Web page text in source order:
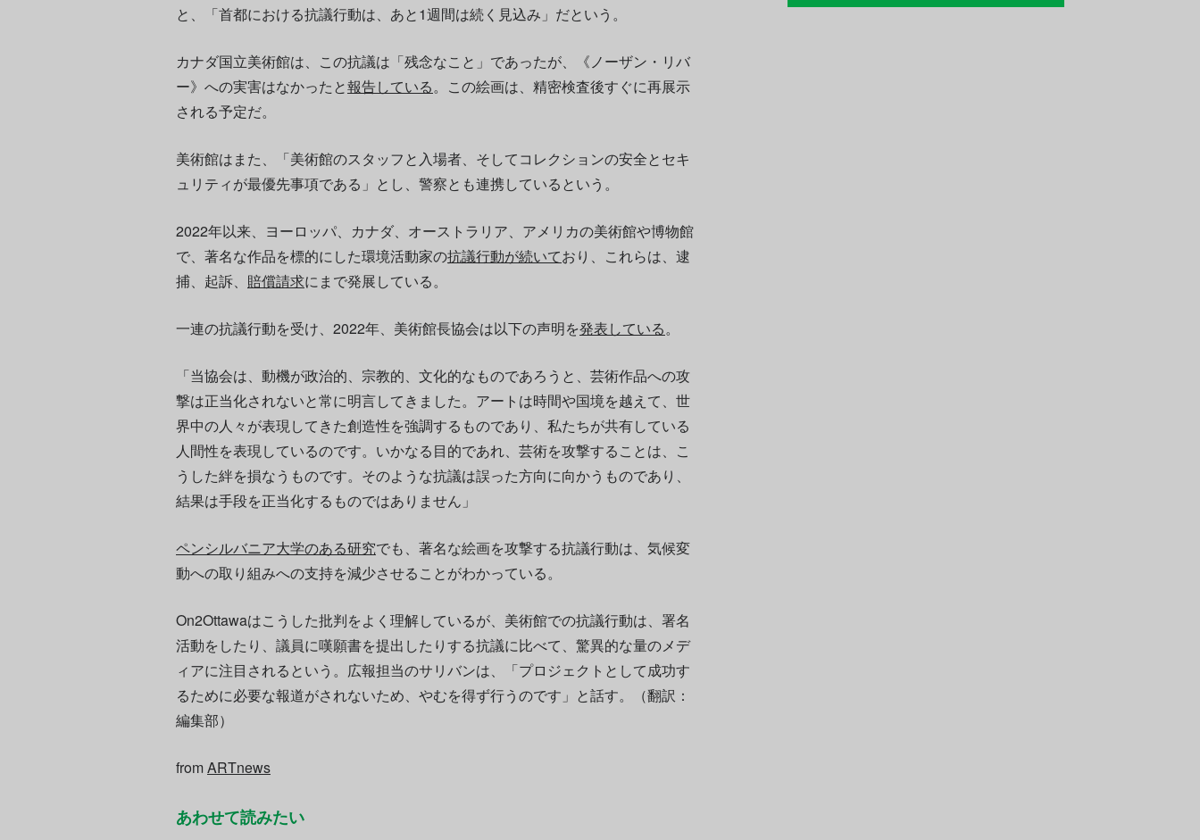
と、「首都における抗議行動は、あと1週間は続く見込み」だという。
カナダ国立美術館は、この抗議は「残念なこと」であったが、《ノーザン・リバ
ー》への実害はなかったと報告している。この絵画は、精密検査後すぐに再展示
される予定だ。
美術館はまた、「美術館のスタッフと入場者、そしてコレクションの安全とセキ
ュリティが最優先事項である」とし、警察とも連携しているという。
2022年以来、ヨーロッパ、カナダ、オーストラリア、アメリカの美術館や博物館
で、著名な作品を標的にした環境活動家の抗議行動が続いており、これらは、逮
捕、起訴、 賠償請求にまで発展している。
一連の抗議行動を受け、2022年、美術館長協会は以下の声明を発表している。
「当協会は、動機が政治的、宗教的、文化的なものであろうと、芸術作品への攻
撃は正当化されないと常に明言してきました。アートは時間や国境を越えて、世
界中の人々が表現してきた創造性を強調するものであり、私たちが共有している
人間性を表現しているのです。いかなる目的であれ、芸術を攻撃することは、こ
うした絆を損なうものです。そのような抗議は誤った方向に向かうものであり、
結果は手段を正当化するものではありません」
ペンシルバニア大学のある研究でも、著名な絵画を攻撃する抗議行動は、気候変
動への取り組みへの支持を減少させることがわかっている。
On2Ottawaはこうした批判をよく理解しているが、美術館での抗議行動は、署名
活動をしたり、議員に嘆願書を提出したりする抗議に比べて、驚異的な量のメデ
ィアに注目されるという。広報担当のサリバンは、「プロジェクトとして成功す
るために必要な報道がされないため、やむを得ず行うのです」と話す。（翻訳：
編集部）
fromARTnews
あわせて読みたい